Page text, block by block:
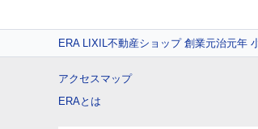
ERA LIXIL不動産ショップ 創業元治元年
アクセスマップ
ERAとは